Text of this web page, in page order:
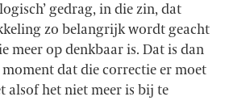
gedrag, in die zin, dat
zo belangrijk wordt geacht
meer op denkbaar is. Dat is dan
dat die correctie er moet
alsof het niet meer is bij te